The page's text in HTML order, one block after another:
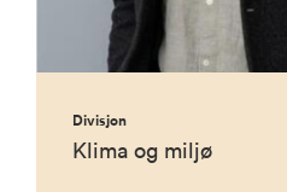
Divisjon
Klima og miljø